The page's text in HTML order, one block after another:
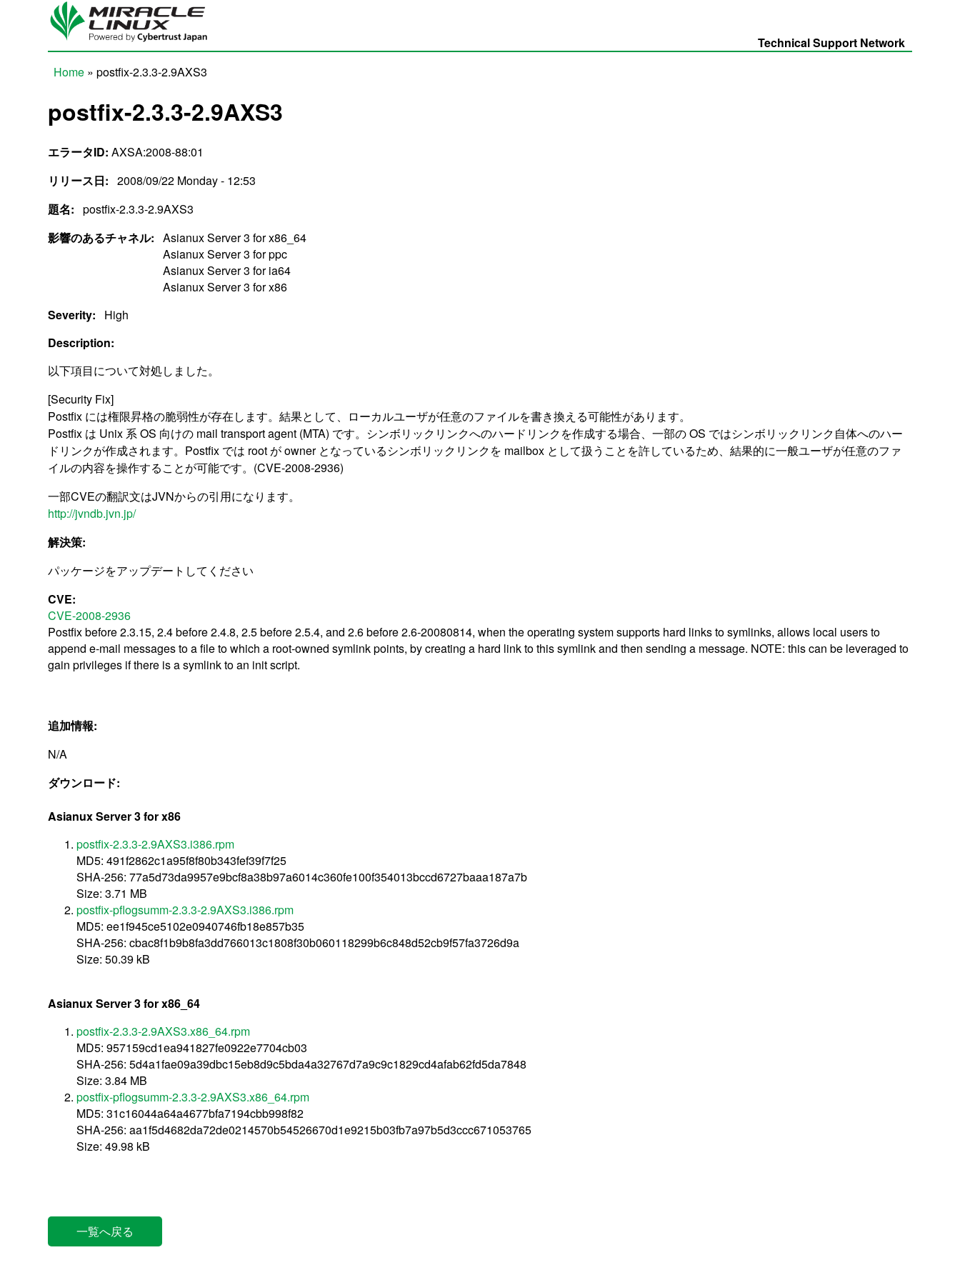
Skip to main content
Technical Support Network
Home » postfix-2.3.3-2.9AXS3
postfix-2.3.3-2.9AXS3
エラータID: AXSA:2008-88:01
リリース日: 2008/09/22 Monday - 12:53
題名: postfix-2.3.3-2.9AXS3
影響のあるチャネル: Asianux Server 3 for x86_64
Asianux Server 3 for ppc
Asianux Server 3 for ia64
Asianux Server 3 for x86
Severity:
High
Description:
以下項目について対処しました。
[Security Fix]
Postfix には権限昇格の脆弱性が存在します。結果として、ローカルユーザが任意のファイルを書き換える可能性があります。
Postfix は Unix 系 OS 向けの mail transport agent (MTA) です。シンボリックリンクへのハードリンクを作成する場合、一部の OS ではシンボリックリンク自体へのハー
ドリンクが作成されます。Postfix では root が owner となっているシンボリックリンクを mailbox として扱うことを許しているため、結果的に一般ユーザが任意のファ
イルの内容を操作することが可能です。(CVE-2008-2936)
一部CVEの翻訳文はJVNからの引用になります。
http://jvndb.jvn.jp/
解決策:
パッケージをアップデートしてください
CVE:
CVE-2008-2936
Postfix before 2.3.15, 2.4 before 2.4.8, 2.5 before 2.5.4, and 2.6 before 2.6-20080814, when the operating system supports hard links to symlinks, allows local users to
append e-mail messages to a file to which a root-owned symlink points, by creating a hard link to this symlink and then sending a message. NOTE: this can be leveraged to
gain privileges if there is a symlink to an init script.
追加情報:
N/A
ダウンロード:
Asianux Server 3 for x86
postfix-2.3.3-2.9AXS3.i386.rpm
MD5: 491f2862c1a95f8f80b343fef39f7f25
SHA-256: 77a5d73da9957e9bcf8a38b97a6014c360fe100f354013bccd6727baaa187a7b
Size: 3.71 MB
postfix-pflogsumm-2.3.3-2.9AXS3.i386.rpm
MD5: ee1f945ce5102e0940746fb18e857b35
SHA-256: cbac8f1b9b8fa3dd766013c1808f30b060118299b6c848d52cb9f57fa3726d9a
Size: 50.39 kB
Asianux Server 3 for x86_64
postfix-2.3.3-2.9AXS3.x86_64.rpm
MD5: 957159cd1ea941827fe0922e7704cb03
SHA-256: 5d4a1fae09a39dbc15eb8d9c5bda4a32767d7a9c9c1829cd4afab62fd5da7848
Size: 3.84 MB
postfix-pflogsumm-2.3.3-2.9AXS3.x86_64.rpm
MD5: 31c16044a64a4677bfa7194cbb998f82
SHA-256: aa1f5d4682da72de0214570b54526670d1e9215b03fb7a97b5d3ccc671053765
Size: 49.98 kB
一覧へ戻る